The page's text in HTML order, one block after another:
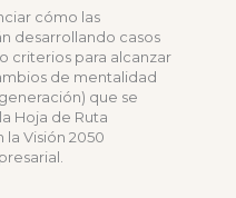
cómo las
desarrollando casos
criterios para alcanzar
de mentalidad
que se
Hoja de Ruta
Visión 2050